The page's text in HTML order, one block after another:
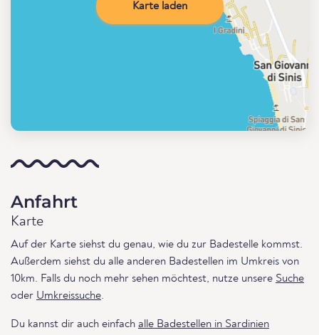
Karte laden
Anfahrt
Karte
Auf der Karte siehst du genau, wie du zur Badestelle kommst.
Außerdem siehst du alle anderen Badestellen im Umkreis von
10km. Falls du noch mehr sehen möchtest, nutze unsere Suche
oder Umkreissuche.
Du kannst dir auch einfach alle Badestellen in Sardinien